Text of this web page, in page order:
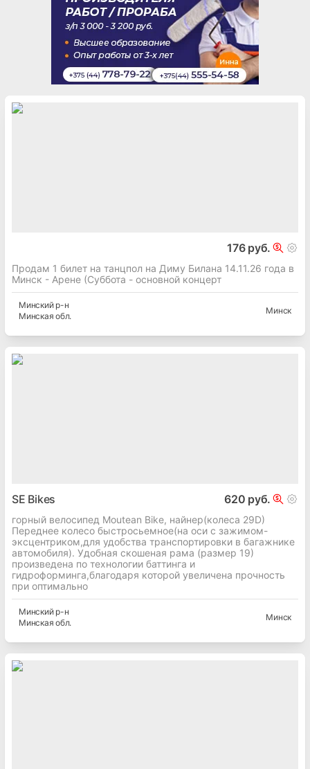
176 руб.
Продам 1 билет на танцпол на Диму Билана 14.11.26 года в
Минск - Арене (Суббота - основной концерт
Минскийр-н
Минская обл.
Минск
SE Bikes 620 руб.
горный велосипед Moutean Bike, найнер(колеса 29D)
Переднее колесо быстросьемное(на оси с зажимом-
эксцентриком,для удобства транспортировки в багажнике
автомобиля). Удобная скошеная рама (размер 19)
произведена по технологии баттинга и
гидроформинга,благодаря которой увеличена прочность
при оптимально
Минскийр-н
Минская обл.
Минск